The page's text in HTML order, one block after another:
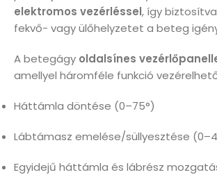
elektromos vezérléssel, így
fekvő- vagy ülőhelyzetet a beteg
A betegágy oldalsínes
amellyel háromféle funkció
Háttámla döntése (0–75°)
Lábtámasz emelése/süllyesztése
Egyidejű háttámla és lábrész